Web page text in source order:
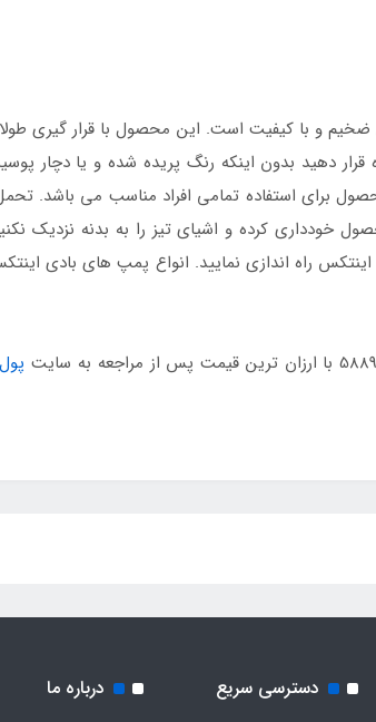
و با کیفیت است. این محصول با قرار گیری
قرار دهید بدون اینکه رنگ پریده شده و یا
برای استفاده تمامی افراد مناسب می باشد.
خودداری کرده و اشیای تیز را به بدنه نزدیک
راه اندازی نمایید. انواع پمپ های بادی
دسترسی سریع درباره ما